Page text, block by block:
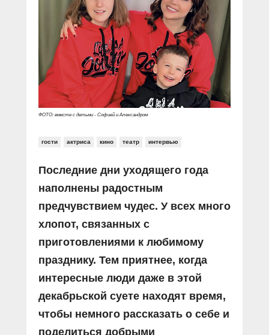
Социальные ролики
Документальные фильмы
Прямой разговор
В знании сила
Специальный репортаж
КиберПОСТОВОЙ
Газета «Щит и меч»
Журнал «Полиция России»
О ПОРТАЛЕ
Контакты
Вакансии
ФОТО: вместе с детьми - Софией и Александром
гости актриса кино театр интервью
Последние дни уходящего года
наполнены радостным
предчувствием чудес. У всех много
хлопот, связанных с
приготовлениями к любимому
празднику. Тем приятнее, когда
интересные люди даже в этой
декабрьской суете находят время,
чтобы немного рассказать о себе и
поделиться добрыми